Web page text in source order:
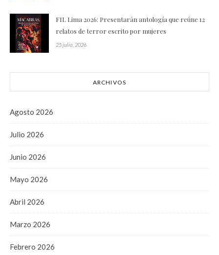
FIL Lima 2026: Presentarán antología que reúne 12
relatos de terror escrito por mujeres
25 julio, 2026
ARCHIVOS
Agosto 2026
Julio 2026
Junio 2026
Mayo 2026
Abril 2026
Marzo 2026
Febrero 2026